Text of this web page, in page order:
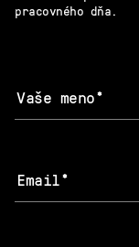
pracovného dňa.